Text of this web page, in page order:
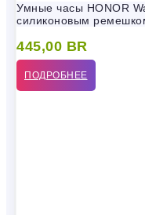
Умные часы HONOR
силиконовым
445,00 BR
ПОДРОБНЕЕ